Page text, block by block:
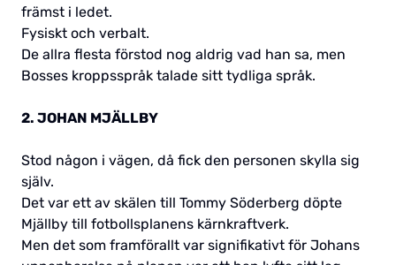
främst i ledet.
Fysiskt och verbalt.
De allra flesta förstod nog aldrig vad han sa, men
Bosses kroppsspråk talade sitt tydliga språk.
2. JOHAN MJÄLLBY
Stod någon i vägen, då fick den personen skylla sig
själv.
Det var ett av skälen till Tommy Söderberg döpte
Mjällby till fotbollsplanens kärnkraftverk.
Men det som framförallt var signifikativt för Johans